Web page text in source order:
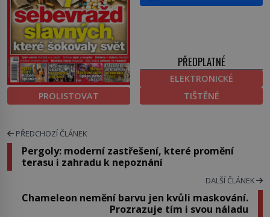
PROLISTOVAT
PŘEDPLATNÉ
ELEKTRONICKÉ
TIŠTĚNÉ
PŘEDCHOZÍ ČLÁNEK
Pergoly: moderní zastřešení, které promění
terasu i zahradu k nepoznání
DALŠÍ ČLÁNEK
Chameleon nemění barvu jen kvůli maskování.
Prozrazuje tím i svou náladu